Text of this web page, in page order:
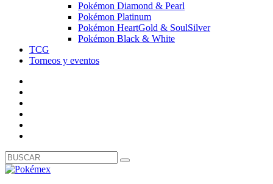
Pokémon Diamond & Pearl
Pokémon Platinum
Pokémon HeartGold & SoulSilver
Pokémon Black & White
TCG
Torneos y eventos